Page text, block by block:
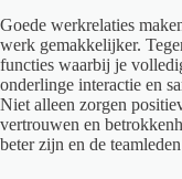
Goede werkrelaties
werk gemakkelijker.
functies waarbij je
onderlinge interactie en
Niet alleen zorgen
vertrouwen en
beter zijn en de